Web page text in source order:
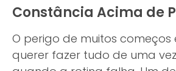
Constância Acima de
O perigo de muitos começos
querer fazer tudo de uma